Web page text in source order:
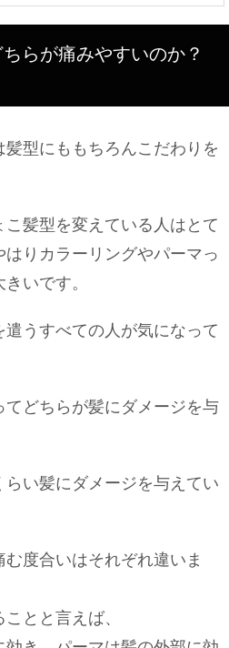
物と違う…。本当の自分はどっちなの
イントや靴の乾かし方のコツやポイ
ご飯に行ったときのお会計作法やご飯
こい勧誘。もういい加減にして！迷
らが痛みやすいのか？
型にももちろんこだわりを
髪型を変えている人はとて
りカラーリングやパーマっ
いです。
うすべての人が気になって
てどちらが髪にダメージを与
い髪にダメージを与えてい
度合いはそれぞれ違いま
とと言えば、